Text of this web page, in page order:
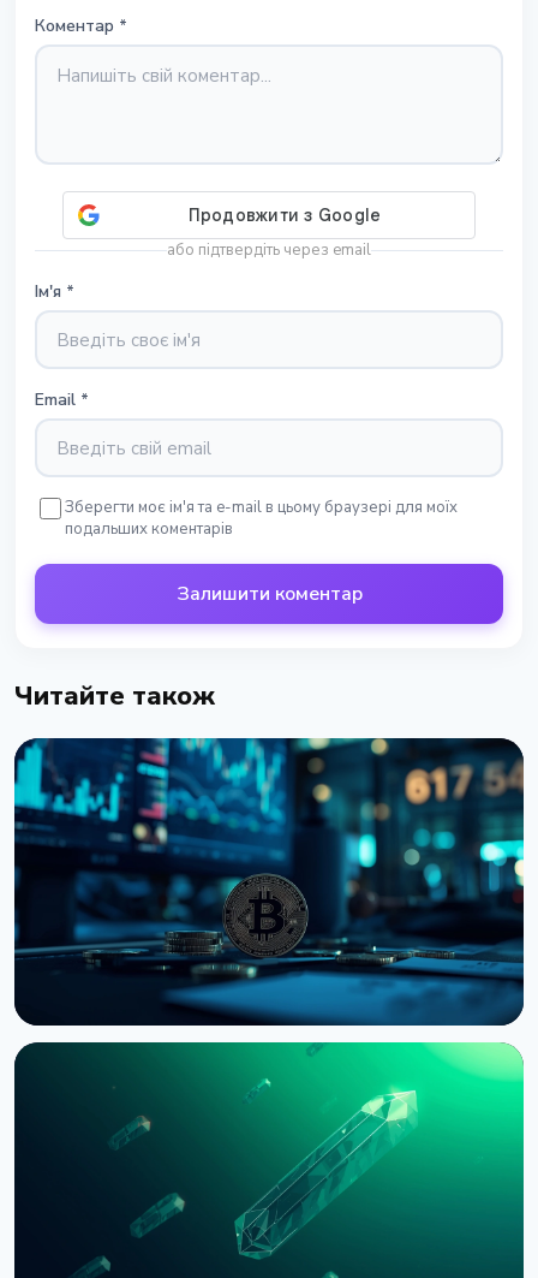
Коментар *
або підтвердіть через email
Ім'я *
Email *
Зберегти моє ім'я та e-mail в цьому браузері для моїх
подальших коментарів
Залишити коментар
Читайте також
Bernstein попереджає про удар по крипторинку
через провал CLARITY Act у Сенаті